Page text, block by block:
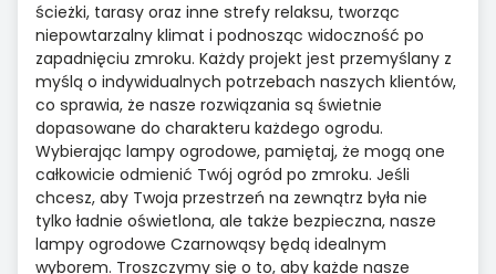
ścieżki, tarasy oraz inne strefy relaksu, tworząc
niepowtarzalny klimat i podnosząc widoczność po
zapadnięciu zmroku. Każdy projekt jest przemyślany z
myślą o indywidualnych potrzebach naszych klientów,
co sprawia, że nasze rozwiązania są świetnie
dopasowane do charakteru każdego ogrodu.
Wybierając lampy ogrodowe, pamiętaj, że mogą one
całkowicie odmienić Twój ogród po zmroku. Jeśli
chcesz, aby Twoja przestrzeń na zewnątrz była nie
tylko ładnie oświetlona, ale także bezpieczna, nasze
lampy ogrodowe Czarnowąsy będą idealnym
wyborem. Troszczymy się o to, aby każde nasze